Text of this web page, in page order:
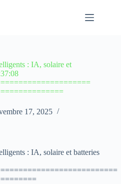
: IA, solaire et
17, 2025
: IA, solaire et batteries